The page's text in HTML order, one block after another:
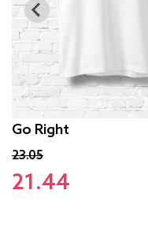
Go Right
23.05
21.44